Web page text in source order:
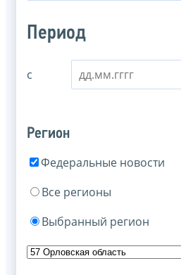
Период
с
Регион
Федеральные новости
Все регионы
Выбранный регион